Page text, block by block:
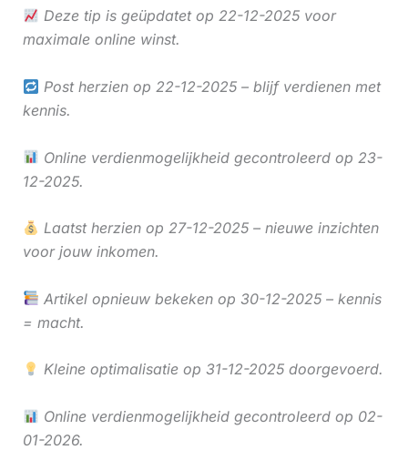
Deze tip is geüpdatet op 22-12-2025 voor
maximale online winst.
Post herzien op 22-12-2025 – blijf verdienen met
kennis.
Online verdienmogelijkheid gecontroleerd op 23-
12-2025.
Laatst herzien op 27-12-2025 – nieuwe inzichten
voor jouw inkomen.
Artikel opnieuw bekeken op 30-12-2025 – kennis
= macht.
Kleine optimalisatie op 31-12-2025 doorgevoerd.
Online verdienmogelijkheid gecontroleerd op 02-
01-2026.